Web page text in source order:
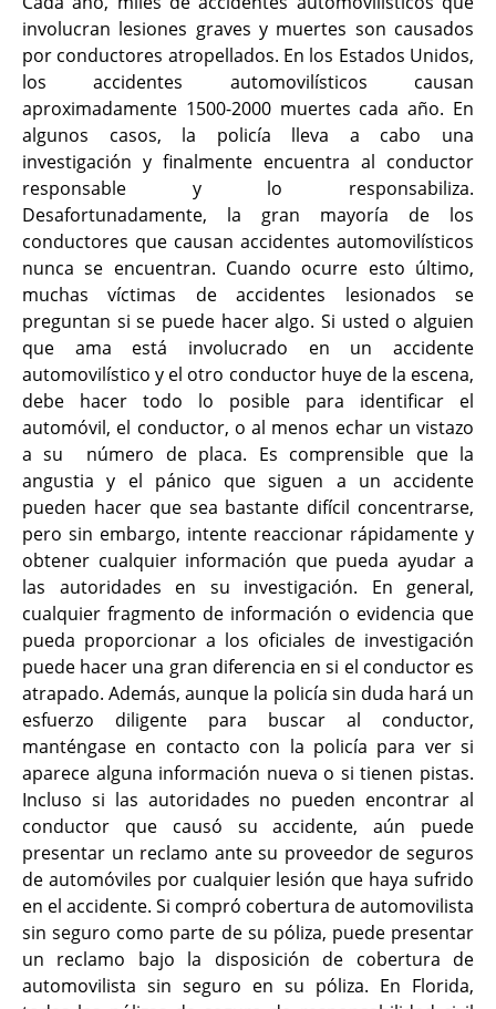
involucran lesiones graves y muertes son causados
por conductores atropellados. En los Estados Unidos,
los accidentes automovilísticos causan
aproximadamente 1500-2000 muertes cada año. En
algunos casos, la policía lleva a cabo una
investigación y finalmente encuentra al conductor
responsable y lo responsabiliza.
Desafortunadamente, la gran mayoría de los
conductores que causan accidentes automovilísticos
nunca se encuentran. Cuando ocurre esto último,
muchas víctimas de accidentes lesionados se
preguntan si se puede hacer algo. Si usted o alguien
que ama está involucrado en un accidente
automovilístico y el otro conductor huye de la escena,
debe hacer todo lo posible para identificar el
automóvil, el conductor, o al menos echar un vistazo
a su número de placa. Es comprensible que la
angustia y el pánico que siguen a un accidente
pueden hacer que sea bastante difícil concentrarse,
pero sin embargo, intente reaccionar rápidamente y
obtener cualquier información que pueda ayudar a
las autoridades en su investigación. En general,
cualquier fragmento de información o evidencia que
pueda proporcionar a los oficiales de investigación
puede hacer una gran diferencia en si el conductor es
atrapado. Además, aunque la policía sin duda hará un
esfuerzo diligente para buscar al conductor,
manténgase en contacto con la policía para ver si
aparece alguna información nueva o si tienen pistas.
Incluso si las autoridades no pueden encontrar al
conductor que causó su accidente, aún puede
presentar un reclamo ante su proveedor de seguros
de automóviles por cualquier lesión que haya sufrido
en el accidente. Si compró cobertura de automovilista
sin seguro como parte de su póliza, puede presentar
un reclamo bajo la disposición de cobertura de
automovilista sin seguro en su póliza. En Florida,